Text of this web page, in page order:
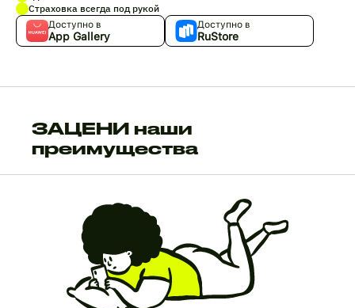
Страховка всегда под рукой
Доступно в
App Gallery
Доступно в
RuStore
ЗАЦЕНИ наши
преимущества